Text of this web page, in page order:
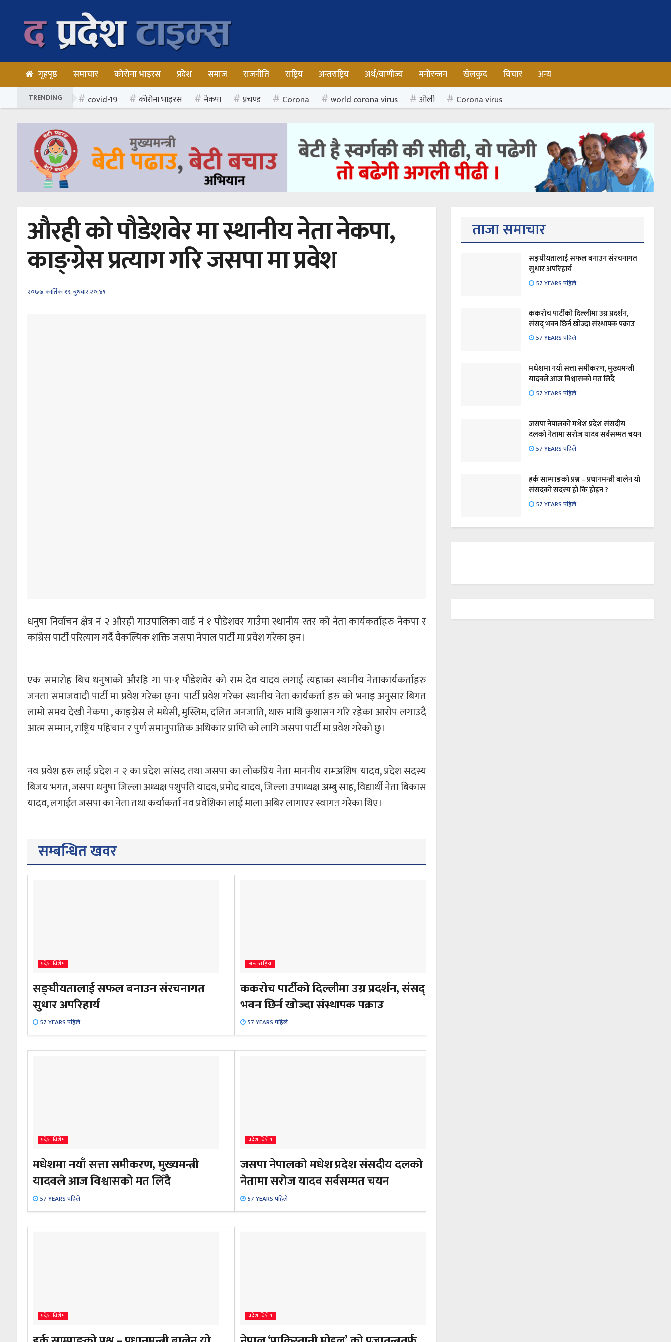
गृहपृष्ठ समाचार कोरोना भाइरस प्रदेश समाज राजनीति राष्ट्रिय अन्तराष्ट्रिय अर्थ/वाणीज्य मनोरन्जन खेलकुद विचार अन्य
TRENDING covid-19 कोरोना भाइरस नेकपा प्रचण्ड Corona world corona virus ओली Corona virus
औरही को पौडेशवेर मा स्थानीय नेता नेकपा,
काङ्ग्रेस प्रत्याग गरि जसपा मा प्रवेश
२०७७ कार्तिक १९, बुधबार २०:४९
धनुषा निर्वाचन क्षेत्र नं २ औरही गाउपालिका वार्ड नं १ पौडेशवर गाउँमा स्थानीय स्तर को नेता कार्यकर्ताहरु नेकपा र
कांग्रेस पार्टी परित्याग गर्दै वैकल्पिक शक्ति जसपा नेपाल पार्टी मा प्रवेश गरेका छ्न।
एक समारोह बिच धनुषाको औरहि गा पा-१ पौडेशवेर को राम देव यादव लगाई त्यहाका स्थानीय नेताकार्यकर्ताहरु
जनता समाजवादी पार्टी मा प्रवेश गरेका छ्न। पार्टी प्रवेश गरेका स्थानीय नेता कार्यकर्ता हरु को भनाइ अनुसार बिगत
लामो समय देखी नेकपा , काङ्ग्रेस ले मधेसी, मुस्लिम, दलित जनजाति, थारु माथि कुशासन गरि रहेका आरोप लगाउदै
आत्म सम्मान, राष्ट्रिय पहिचान र पुर्ण समानुपातिक अधिकार प्राप्ति को लागि जसपा पार्टी मा प्रवेश गरेको छु।
नव प्रवेश हरु लाई प्रदेश न २ का प्रदेश सांसद तथा जसपा का लोकप्रिय नेता माननीय रामअशिष यादव, प्रदेश सदस्य
बिजय भगत, जसपा धनुषा जिल्ला अध्यक्ष पशुपति यादव, प्रमोद यादव, जिल्ला उपाध्यक्ष अम्बु साह, विद्यार्थी नेता बिकास
यादव, लगाईत जसपा का नेता तथा कर्याकर्ता नव प्रवेशिका लाई माला अबिर लागाएर स्वागत गरेका थिए।
सम्बन्धित खवर
प्रदेश विशेष
सङ्घीयतालाई सफल बनाउन संरचनागत
सुधार अपरिहार्य
57 YEARS पहिले
अन्तराष्ट्रिय
ककरोच पार्टीको दिल्लीमा उग्र प्रदर्शन, संसद्
भवन छिर्न खोज्दा संस्थापक पक्राउ
57 YEARS पहिले
प्रदेश विशेष
मधेशमा नयाँ सत्ता समीकरण, मुख्यमन्त्री
यादवले आज विश्वासको मत लिँदै
57 YEARS पहिले
प्रदेश विशेष
जसपा नेपालको मधेश प्रदेश संसदीय दलको
नेतामा सरोज यादव सर्वसम्मत चयन
57 YEARS पहिले
प्रदेश विशेष प्रदेश विशेष
ताजा समाचार
सङ्घीयतालाई सफल बनाउन संरचनागत
सुधार अपरिहार्य
57 YEARS पहिले
ककरोच पार्टीको दिल्लीमा उग्र प्रदर्शन,
संसद् भवन छिर्न खोज्दा संस्थापक पक्राउ
57 YEARS पहिले
मधेशमा नयाँ सत्ता समीकरण, मुख्यमन्त्री
यादवले आज विश्वासको मत लिँदै
57 YEARS पहिले
जसपा नेपालको मधेश प्रदेश संसदीय
दलको नेतामा सरोज यादव सर्वसम्मत चयन
57 YEARS पहिले
हर्क साम्पाङको प्रश्न – प्रधानमन्त्री बालेन यो
संसदको सदस्य हो कि होइन ?
57 YEARS पहिले